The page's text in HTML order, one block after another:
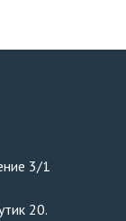
3/1
20.